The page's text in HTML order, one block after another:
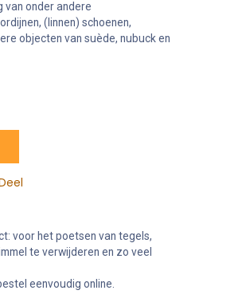
van onder andere
(linnen) schoenen,
objecten van suède, nubuck en
voor het poetsen van tegels,
te verwijderen en zo veel
eenvoudig online.